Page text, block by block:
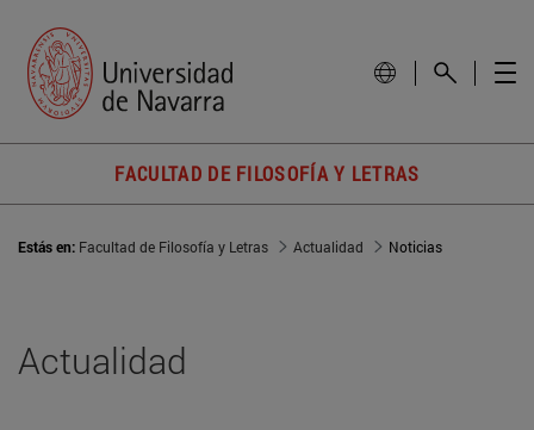
FACULTAD DE FILOSOFÍA Y LETRAS
Estás en: Facultad de Filosofía y Letras Actualidad Noticias
Actualidad